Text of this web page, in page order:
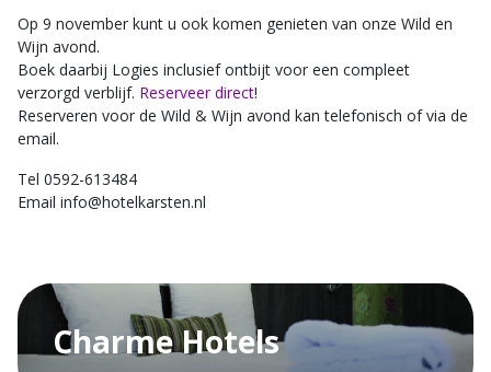
Op 9 november kunt u ook komen genieten van onze Wild en
Wijn avond.
Boek daarbij Logies inclusief ontbijt voor een compleet
verzorgd verblijf. Reserveer direct!
Reserveren voor de Wild & Wijn avond kan telefonisch of via de
email.
Tel 0592-613484
Email info@hotelkarsten.nl
Charme Hotels